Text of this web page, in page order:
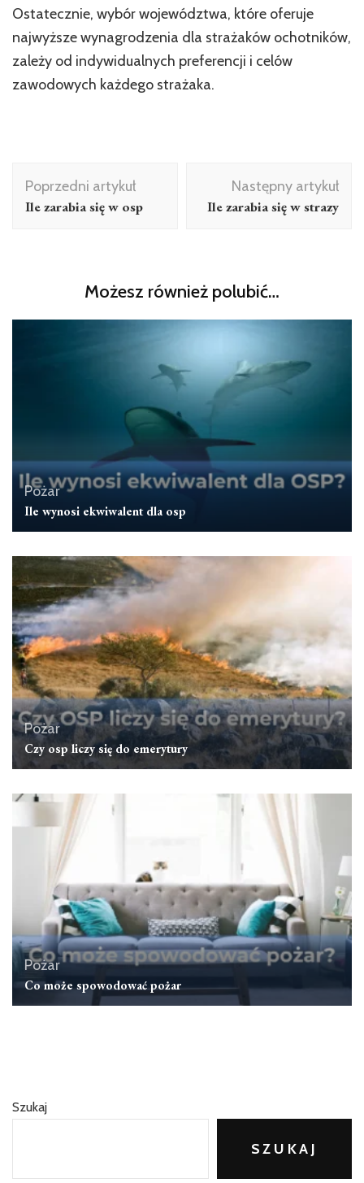
Ostatecznie, wybór województwa, które oferuje
najwyższe wynagrodzenia dla strażaków ochotników,
zależy od indywidualnych preferencji i celów
zawodowych każdego strażaka.
Nawigacja
wpisu
Poprzedni artykuł
Ile zarabia się w osp
Następny artykuł
Ile zarabia się w strazy
Możesz również polubić…
Pożar
Ile wynosi ekwiwalent dla osp
Pożar
Czy osp liczy się do emerytury
Pożar
Co może spowodować pożar
Szukaj
SZUKAJ